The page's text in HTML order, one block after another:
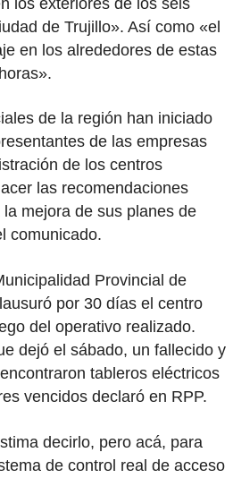
de Trujillo». Así como «el
en los alrededores de estas
de la región han iniciado
de las empresas
de los centros
las recomendaciones
mejora de sus planes de
comunicado.
Provincial de
por 30 días el centro
del operativo realizado.
dejó el sábado, un fallecido y
tableros eléctricos
vencidos declaró en RPP.
decirlo, pero acá, para
de control real de acceso